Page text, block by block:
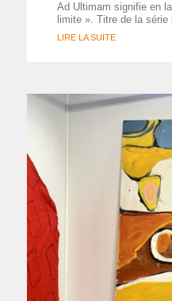
Ad Ultimam signifie en
limite ». Titre de la
LIRE LA SUITE